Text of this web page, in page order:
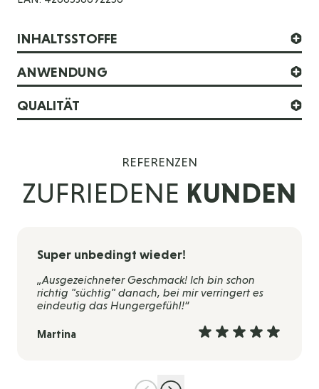
INHALTSSTOFFE
ANWENDUNG
QUALITÄT
REFERENZEN
ZUFRIEDENE KUNDEN
Super unbedingt wieder!
„Ausgezeichneter Geschmack! Ich bin schon
richtig "süchtig" danach, bei mir verringert es
eindeutig das Hungergefühl!“
Martina